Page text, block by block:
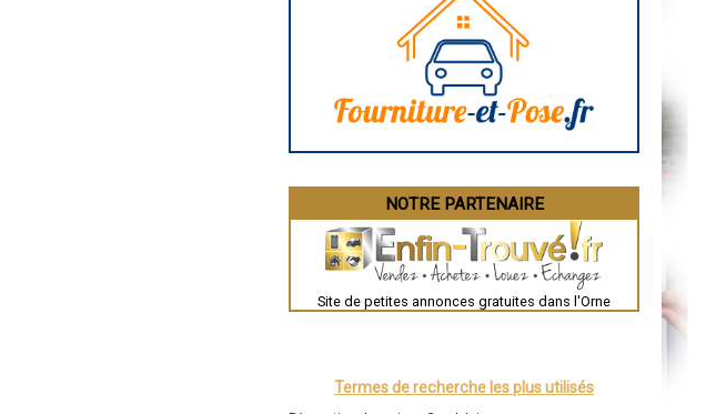
Chartres
Toulouse
Châteauroux
Grenoble
Mont-de-Marsan
Blois
Orléans
NOTRE PARTENAIRE
Site de petites annonces gratuites dans l'Orne
Termes de recherche les plus utilisés